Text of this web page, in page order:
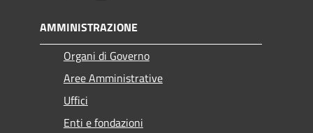
AMMINISTRAZIONE
Organi di Governo
Aree Amministrative
Uffici
Enti e fondazioni